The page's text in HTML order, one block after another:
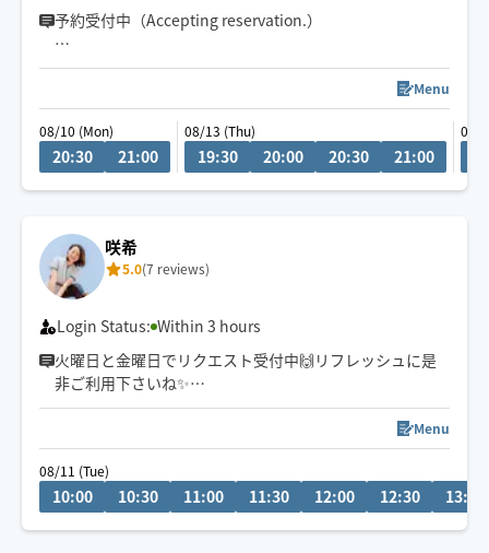
予約受付中（Accepting reservation.）
車移動が主となっていますので、ご予約時に駐車場の情
報をいただけると大変助かります。
Menu
08/10 (Mon)
20:30 21:00
08/13 (Thu)
19:30 20:00 20:30 21:00
08/
咲希
5.0(7 reviews)
Login Status: Within 3 hours
火曜日と金曜日でリクエスト受付中🙌リフレッシュに是
非ご利用下さいね✨
肩こり🍀腰痛🍀眼精疲労🍀足つぼ🐾オイルトリートメン
🚃移動です✨
リクエストお待ちしております(*^^*)
Menu
08/11 (Tue)
10:00 10:30 11:00 11:30 12:00 12:30 13:00